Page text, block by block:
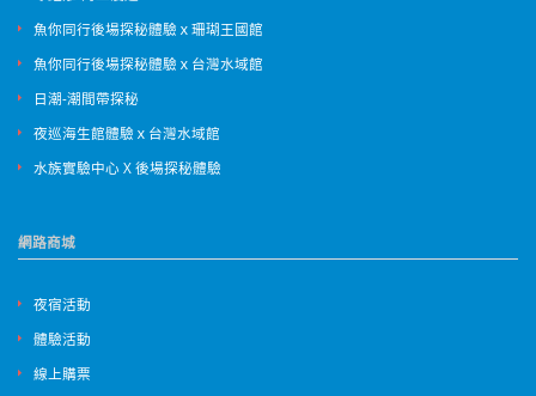
魚你同行後場探秘體驗ｘ珊瑚王國館
魚你同行後場探秘體驗ｘ台灣水域館
日潮-潮間帶探秘
夜巡海生館體驗ｘ台灣水域館
水族實驗中心 X 後場探秘體驗
網路商城
夜宿活動
體驗活動
線上購票